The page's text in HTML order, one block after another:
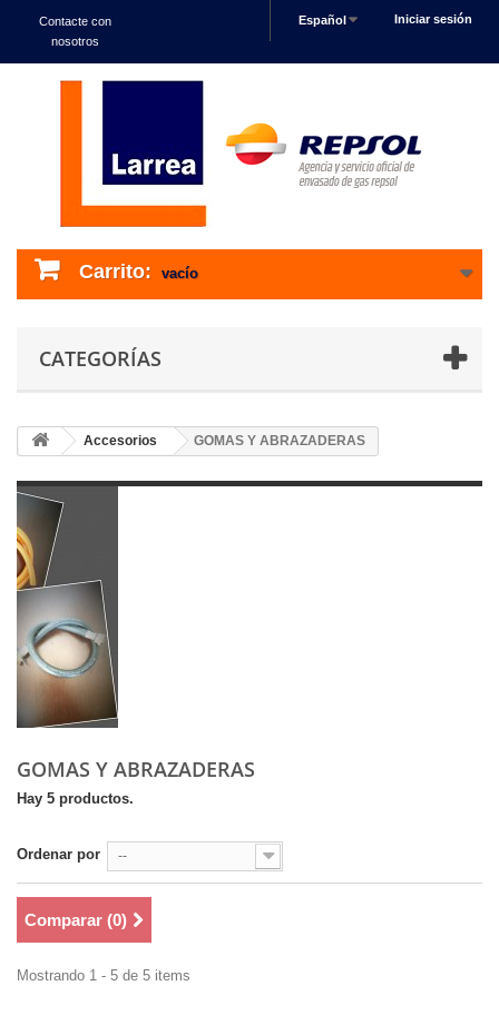
Iniciar sesión
Español
Contacte con
nosotros
Carrito: vacío
CATEGORÍAS
Accesorios GOMAS Y ABRAZADERAS
GOMAS Y ABRAZADERAS
Hay 5 productos.
Ordenar por --
Comparar (0)
Mostrando 1 - 5 de 5 items